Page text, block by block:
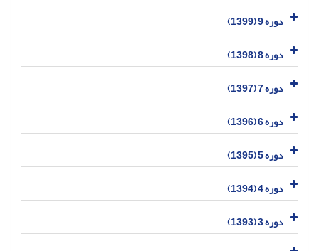
دوره 9 (1399)
دوره 8 (1398)
دوره 7 (1397)
دوره 6 (1396)
دوره 5 (1395)
دوره 4 (1394)
دوره 3 (1393)